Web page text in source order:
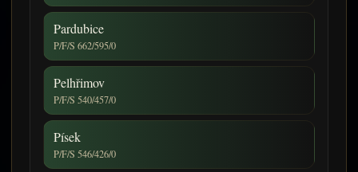
Pardubice
P/F/S 662/595/0
Pelhřimov
P/F/S 540/457/0
Písek
P/F/S 546/426/0